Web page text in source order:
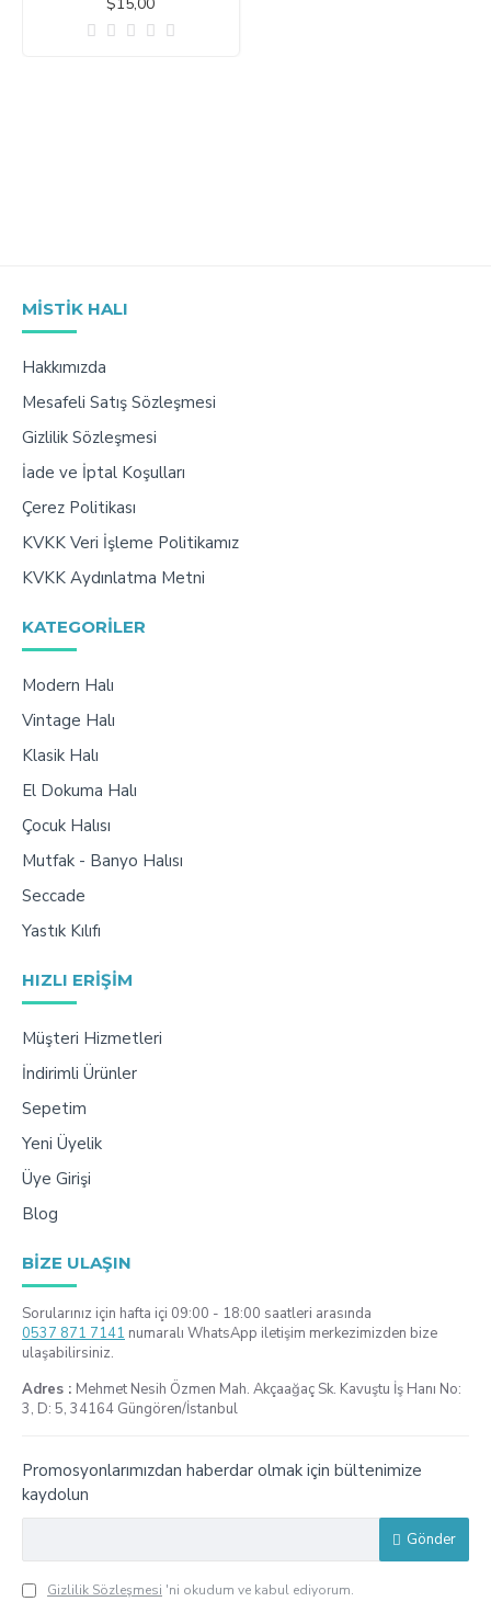
MISTIK HALI
Hakkımızda
Mesafeli Satış Sözleşmesi
Gizlilik Sözleşmesi
İade ve İptal Koşulları
Çerez Politikası
KVKK Veri İşleme Politikamız
KVKK Aydınlatma Metni
KATEGORILER
Modern Halı
Vintage Halı
Klasik Halı
El Dokuma Halı
Çocuk Halısı
Mutfak - Banyo Halısı
Seccade
Yastık Kılıfı
HIZLI ERIŞIM
Müşteri Hizmetleri
İndirimli Ürünler
Sepetim
Yeni Üyelik
Üye Girişi
Blog
BIZE ULAŞIN
Sorularınız için hafta içi 09:00 - 18:00 saatleri arasında
0537 871 7141 numaralı WhatsApp iletişim merkezimizden bize
ulaşabilirsiniz.
Adres : Mehmet Nesih Özmen Mah. Akçaağaç Sk. Kavuştu İş Hanı No:
3, D: 5, 34164 Güngören/İstanbul
Promosyonlarımızdan haberdar olmak için bültenimize
kaydolun
Gönder
Gizlilik Sözleşmesi 'ni okudum ve kabul ediyorum.